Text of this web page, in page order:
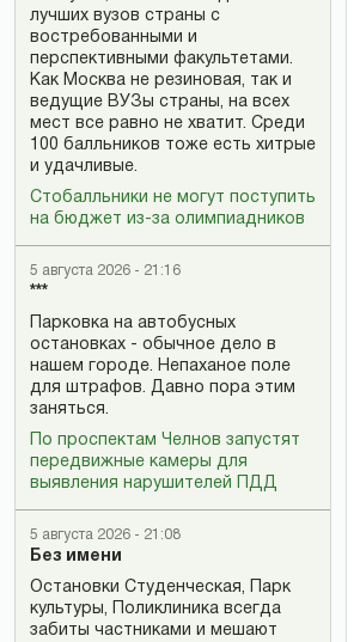
лучших вузов страны с
востребованными и
перспективными факультетами.
Как Москва не резиновая, так и
ведущие ВУЗы страны, на всех
мест все равно не хватит. Среди
100 балльников тоже есть хитрые
и удачливые.
Стобалльники не могут поступить
на бюджет из-за олимпиадников
5 августа 2026 - 21:16
***
Парковка на автобусных
остановках - обычное дело в
нашем городе. Непаханое поле
для штрафов. Давно пора этим
заняться.
По проспектам Челнов запустят
передвижные камеры для
выявления нарушителей ПДД
5 августа 2026 - 21:08
Без имени
Остановки Студенческая, Парк
культуры, Поликлиника всегда
забиты частниками и мешают